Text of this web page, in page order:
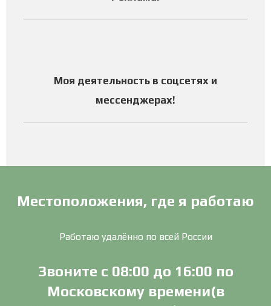
Моя деятельность в соцсетях и
мессенджерах!
Местоположения, где я работаю
Работаю удалённо по всей России
Звоните с 08:00 до 16:00 по
Московскому времени(в